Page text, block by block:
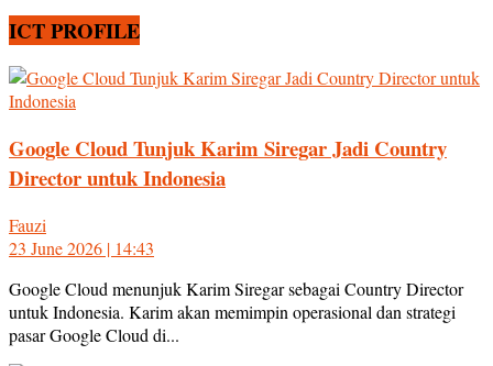
ICT PROFILE
Google Cloud Tunjuk Karim Siregar Jadi Country
Director untuk Indonesia
Fauzi
23 June 2026 | 14:43
Google Cloud menunjuk Karim Siregar sebagai Country Director
untuk Indonesia. Karim akan memimpin operasional dan strategi
pasar Google Cloud di...